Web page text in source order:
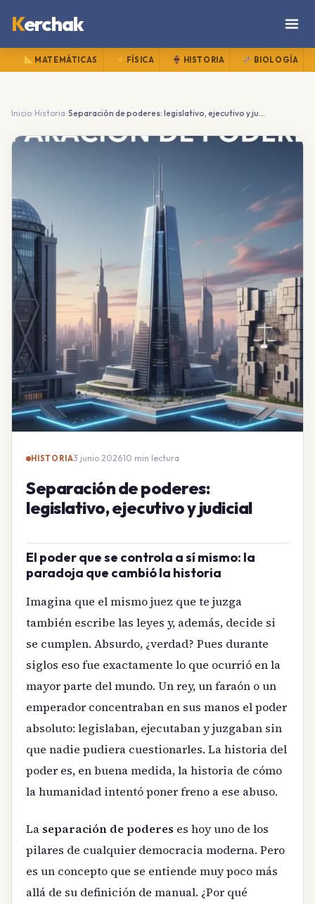
Kerchak
MATEMÁTICAS FÍSICA HISTORIA BIOLOGÍA
Inicio›Historia › Separación de poderes: legislativo, ejecutivo y judicial
HISTORIA3 junio 2026·10 min lectura
Separación de poderes:
legislativo, ejecutivo y judicial
El poder que se controla a sí mismo: la
paradoja que cambió la historia
Imagina que el mismo juez que te juzga
también escribe las leyes y, además, decide si
se cumplen. Absurdo, ¿verdad? Pues durante
siglos eso fue exactamente lo que ocurrió en la
mayor parte del mundo. Un rey, un faraón o un
emperador concentraban en sus manos el poder
absoluto: legislaban, ejecutaban y juzgaban sin
que nadie pudiera cuestionarles. La historia del
poder es, en buena medida, la historia de cómo
la humanidad intentó poner freno a ese abuso.
La separación de poderes es hoy uno de los
pilares de cualquier democracia moderna. Pero
es un concepto que se entiende muy poco más
allá de su definición de manual. ¿Por qué